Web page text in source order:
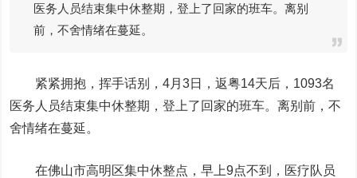
医务人员结束集中休整期，登上了回家的班车。离别
前，不舍情绪在蔓延。
紧紧拥抱，挥手话别，4月3日，返粤14天后，1093名
医务人员结束集中休整期，登上了回家的班车。离别前，不
舍情绪在蔓延。
在佛山市高明区集中休整点，早上9点不到，医疗队员